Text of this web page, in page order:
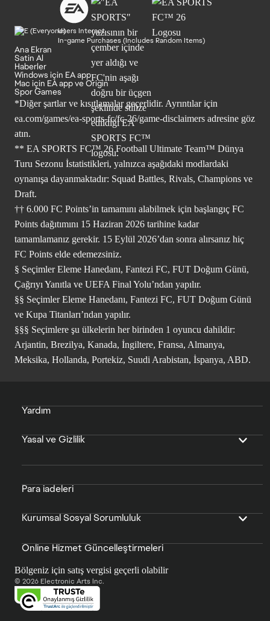
Users Interact
In-game Purchases (Includes Random Items)
Ana Ekran
Satin Al
Haberler
Windows için EA app
Mac için EA app ve Origin
Spor Games
*Diğer şartlar ve kısıtlamalar geçerlidir. Ayrıntılar için
ea.com/games/ea-sports-fc/fc-26/game-disclaimers adresine göz
atın.
** EA SPORTS FC™ 26 Football Ultimate Team™ Dünya
Turu Sezonu İstatistikleri, yalnızca aşağıdaki modlardaki
oynanışa dayanmaktadır: Squad Battles, Rivals, Champions ve
Draft.
†† 6.000 FC Points’in tamamını alabilmek için başlangıç FC
Points dağıtımını 15 Haziran 2026 tarihine kadar
tamamlamanız gerekir. 15 Eylül 2026’dan sonra alırsanız hiç
FC Points elde edemezsiniz.
§ Seçimler Eleme Hanedanı, Fantezi FC, FUT Doğum Günü,
Çağrıyı Yanıtla ve UEFA Final Yolu’ndan yapılır.
§§ Seçimler Eleme Hanedanı, Fantezi FC, FUT Doğum Günü
ve Kupa Titanları’ndan yapılır.
§§§ Seçimlere şu ülkelerin her birinden 1 oyuncu dahildir:
Arjantin, Brezilya, Kanada, İngiltere, Fransa, Almanya,
Meksika, Hollanda, Portekiz, Suudi Arabistan, İspanya, ABD.
Yardım
Yasal ve Gizlilik
Para iadeleri
Kurumsal Sosyal Sorumluluk
Online Hizmet Güncelleştirmeleri
Bölgeniz için satış vergisi geçerli olabilir
© 2026 Electronic Arts Inc.